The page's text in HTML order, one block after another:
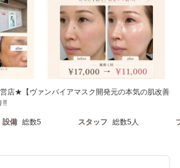
店★【ヴァンパイアマスク開発元の本気の肌改善
!!
設備 総数5 スタッフ 総数5人